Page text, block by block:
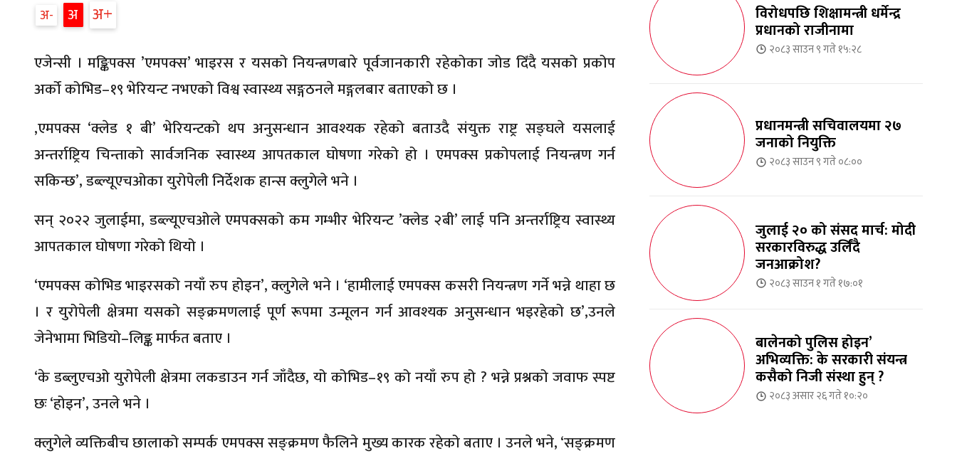
अ अ अ
एजेन्सी । मङ्किपक्स ’एमपक्स’ भाइरस र यसको नियन्त्रणबारे पूर्वजानकारी रहेकोका जोड दिँदै यसको प्रकोप
अर्को कोभिड–१९ भेरियन्ट नभएको विश्व स्वास्थ्य सङ्गठनले मङ्गलबार बताएको छ ।
,एमपक्स ‘क्लेड १ बी’ भेरियन्टको थप अनुसन्धान आवश्यक रहेको बताउदै संयुक्त राष्ट्र सङ्घले यसलाई
अन्तर्राष्ट्रिय चिन्ताको सार्वजनिक स्वास्थ्य आपतकाल घोषणा गरेको हो । एमपक्स प्रकोपलाई नियन्त्रण गर्न
सकिन्छ’, डब्ल्यूएचओका युरोपेली निर्देशक हान्स क्लुगेले भने ।
सन् २०२२ जुलाईमा, डब्ल्यूएचओले एमपक्सको कम गम्भीर भेरियन्ट ’क्लेड २बी’ लाई पनि अन्तर्राष्ट्रिय स्वास्थ्य
आपतकाल घोषणा गरेको थियो ।
‘एमपक्स कोभिड भाइरसको नयाँ रुप होइन’, क्लुगेले भने । ‘हामीलाई एमपक्स कसरी नियन्त्रण गर्ने भन्ने थाहा छ
। र युरोपेली क्षेत्रमा यसको सङ्क्रमणलाई पूर्ण रूपमा उन्मूलन गर्न आवश्यक अनुसन्धान भइरहेको छ’,उनले
जेनेभामा भिडियो–लिङ्क मार्फत बताए ।
‘के डब्लुएचओ युरोपेली क्षेत्रमा लकडाउन गर्न जाँदैछ, यो कोभिड–१९ को नयाँ रुप हो ? भन्ने प्रश्नको जवाफ स्पष्ट
छः ‘होइन’, उनले भने ।
क्लुगेले व्यक्तिबीच छालाको सम्पर्क एमपक्स सङ्क्रमण फैलिने मुख्य कारक रहेको बताए । उनले भने, ‘सङ्क्रमण
विरोधपछि शिक्षामन्त्री धर्मेन्द्र
प्रधानको राजीनामा
२०८३ साउन ९ गते १५:२८
प्रधानमन्त्री सचिवालयमा २७
जनाको नियुक्ति
२०८३ साउन ९ गते ०८:००
जुलाई २० को संसद मार्च: मोदी
सरकारविरुद्ध उर्लिंदै
जनआक्रोश?
२०८३ साउन १ गते १७:०१
बालेनको पुलिस होइन’
अभिव्यक्ति: के सरकारी संयन्त्र
कसैको निजी संस्था हुन् ?
२०८३ असार २६ गते १०:२०